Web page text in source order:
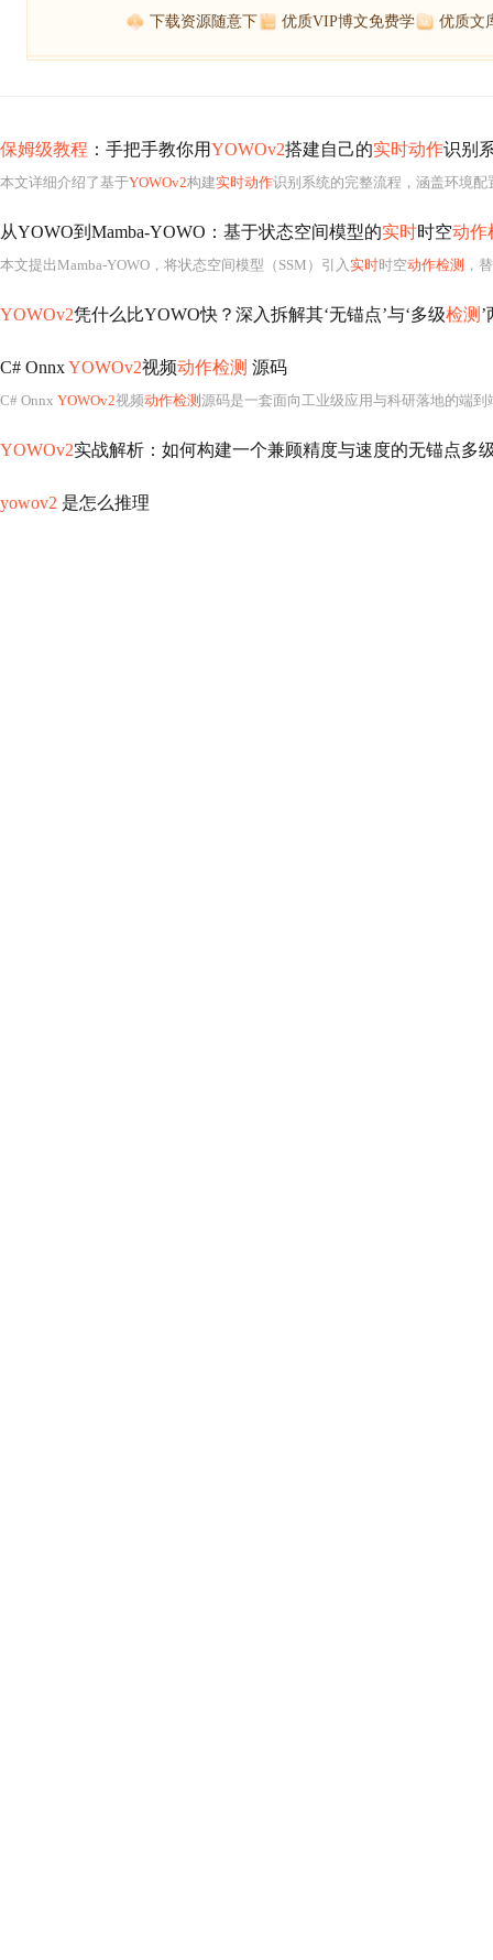
下载资源随意下 优质VIP博文免费学 优质文
保姆级教程 ：手把手教你用YOWOv2搭建自己的实时动作识别
本文详细介绍了基于YOWOv2构建实时动作识别系统的完整流程，涵盖环境配置、代码获取、
从YOWO到Mamba-YOWO：基于状态空间模型的实时时空动作
本文提出Mamba-YOWO，将状态空间模型（SSM）引入实时时空动作检测 ，替代YOWO
YOWOv2凭什么比YOWO快？深入拆解其‘无锚点’与‘多级检测
C# OnnxYOWOv2视频动作检测 源码
C# Onnx YOWOv2视频动作检测 源码是一套面向工业级应用与科研落地的端到
YOWOv2实战解析：如何构建一个兼顾精度与速度的无锚点多
yowov2 是怎么推理